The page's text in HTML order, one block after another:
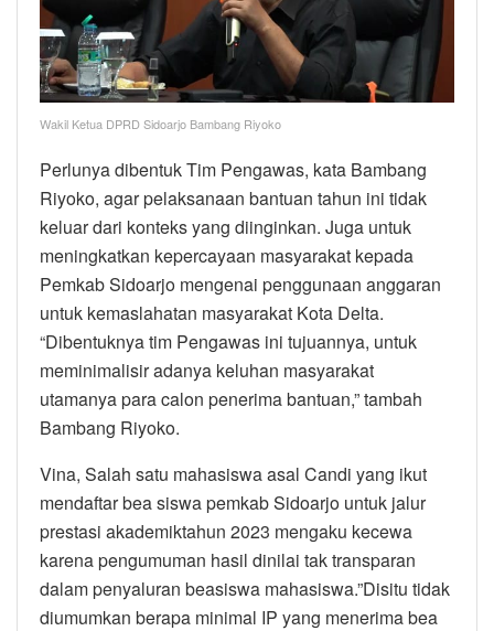
Wakil Ketua DPRD Sidoarjo Bambang Riyoko
Perlunya dibentuk Tim Pengawas, kata Bambang
Riyoko, agar pelaksanaan bantuan tahun ini tidak
keluar dari konteks yang diinginkan. Juga untuk
meningkatkan kepercayaan masyarakat kepada
Pemkab Sidoarjo mengenai penggunaan anggaran
untuk kemaslahatan masyarakat Kota Delta.
“Dibentuknya tim Pengawas ini tujuannya, untuk
meminimalisir adanya keluhan masyarakat
utamanya para calon penerima bantuan,” tambah
Bambang Riyoko.
Vina, Salah satu mahasiswa asal Candi yang ikut
mendaftar bea siswa pemkab Sidoarjo untuk jalur
prestasi akademiktahun 2023 mengaku kecewa
karena pengumuman hasil dinilai tak transparan
dalam penyaluran beasiswa mahasiswa.”Disitu tidak
diumumkan berapa minimal IP yang menerima bea